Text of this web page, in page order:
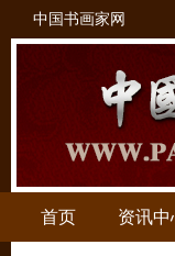
中国书画家网
首页 资讯中